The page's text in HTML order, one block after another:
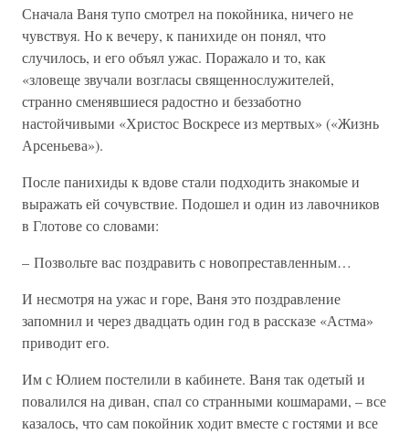
Сначала Ваня тупо смотрел на покойника, ничего не
чувствуя. Но к вечеру, к панихиде он понял, что
случилось, и его объял ужас. Поражало и то, как
«зловеще звучали возгласы священнослужителей,
странно сменявшиеся радостно и беззаботно
настойчивыми «Христос Воскресе из мертвых» («Жизнь
Арсеньева»).
После панихиды к вдове стали подходить знакомые и
выражать ей сочувствие. Подошел и один из лавочников
в Глотове со словами:
– Позвольте вас поздравить с новопреставленным…
И несмотря на ужас и горе, Ваня это поздравление
запомнил и через двадцать один год в рассказе «Астма»
приводит его.
Им с Юлием постелили в кабинете. Ваня так одетый и
повалился на диван, спал со странными кошмарами, – все
казалось, что сам покойник ходит вместе с гостями и все